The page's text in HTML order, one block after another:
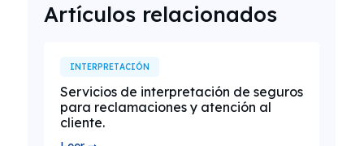
Artículos relacionados
INTERPRETACIÓN
Servicios de interpretación de seguros
para reclamaciones y atención al
cliente.